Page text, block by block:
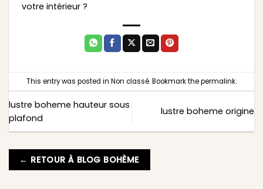
votre intérieur ?
This entry was posted in Non classé. Bookmark thepermalink.
lustre boheme hauteur sous
plafond
lustre boheme origine
← RETOUR À BLOG BOHÈME